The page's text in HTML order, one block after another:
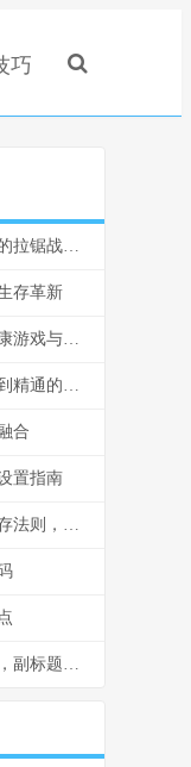
巧
王者荣耀三星手机闪退，一场技术与体验的拉锯战副标题
存革新
和平精英如何设置上网时间，副标题为健康游戏与自律指南
五指平板和平精英教学，副标题为从入门到精通的实战指南
合
置指南
我的世界教你怎么，在方块宇宙中重塑生存法则，副标题，从萌新到创世神的思维蜕变
王者百里守约出装，狙击艺术的装备抉择，副标题，穿透与暴击的致命交响